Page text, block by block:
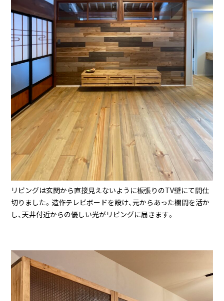
リビングは玄関から直接見えないように板張りのTV壁にて間仕
切りました。造作テレビボードを設け、元からあった欄間を活か
し、天井付近からの優しい光がリビングに届きます。